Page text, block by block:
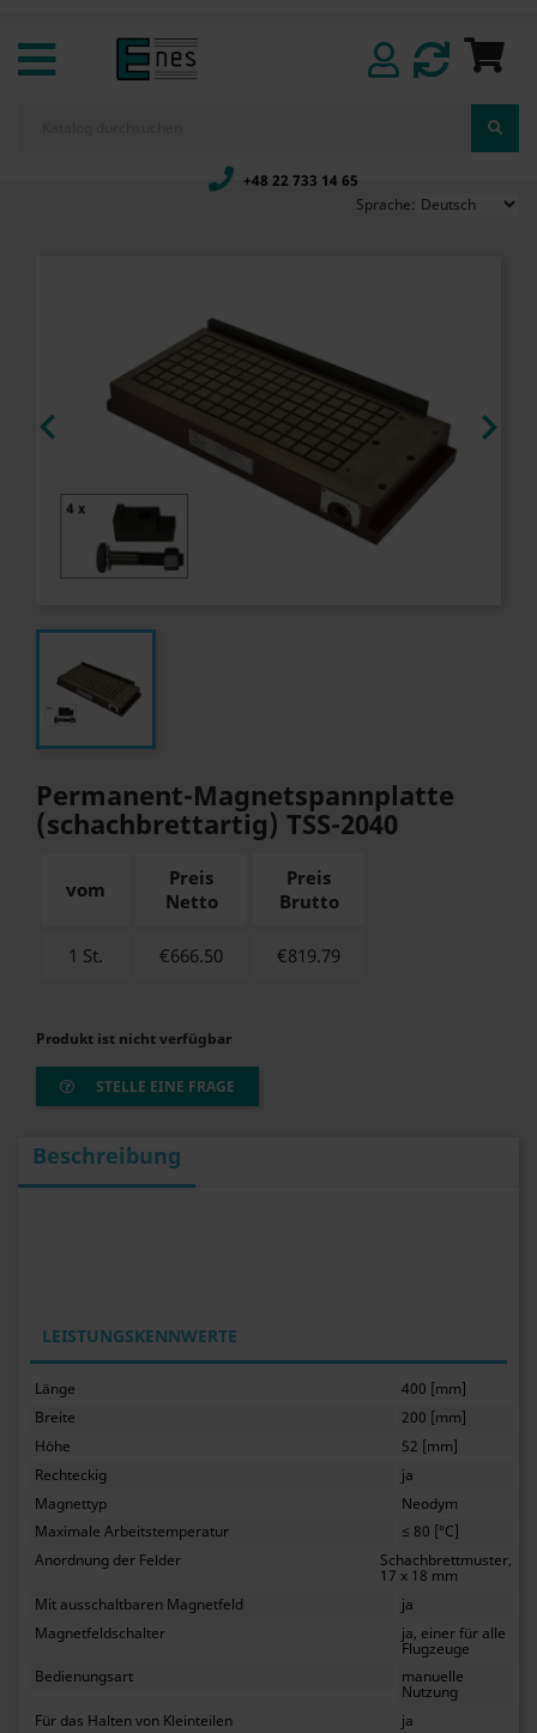
+48 22 733 14 65
Sprache:
 
Permanent-Magnetspannplatte
(schachbrettartig) TSS-2040
vom
Preis
Netto
Preis
Brutto
1 St. €666.50 €819.79
Produkt ist nicht verfügbar
STELLE EINE FRAGE
Beschreibung
LEISTUNGSKENNWERTE
Länge
400 [mm]
Breite
200 [mm]
Höhe
52 [mm]
Rechteckig
ja
Magnettyp
Neodym
Maximale Arbeitstemperatur
≤ 80 [°C]
Anordnung der Felder
Schachbrettmuster,
17 x 18 mm
Mit ausschaltbaren Magnetfeld
ja
Magnetfeldschalter
ja, einer für alle
Flugzeuge
Bedienungsart
manuelle
Nutzung
Für das Halten von Kleinteilen
ja